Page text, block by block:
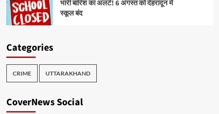
भारी बारिश का अलर्ट! 6 अगस्त को देहरादून में
स्कूल बंद
Categories
CRIME UTTARAKHAND
CoverNews Social